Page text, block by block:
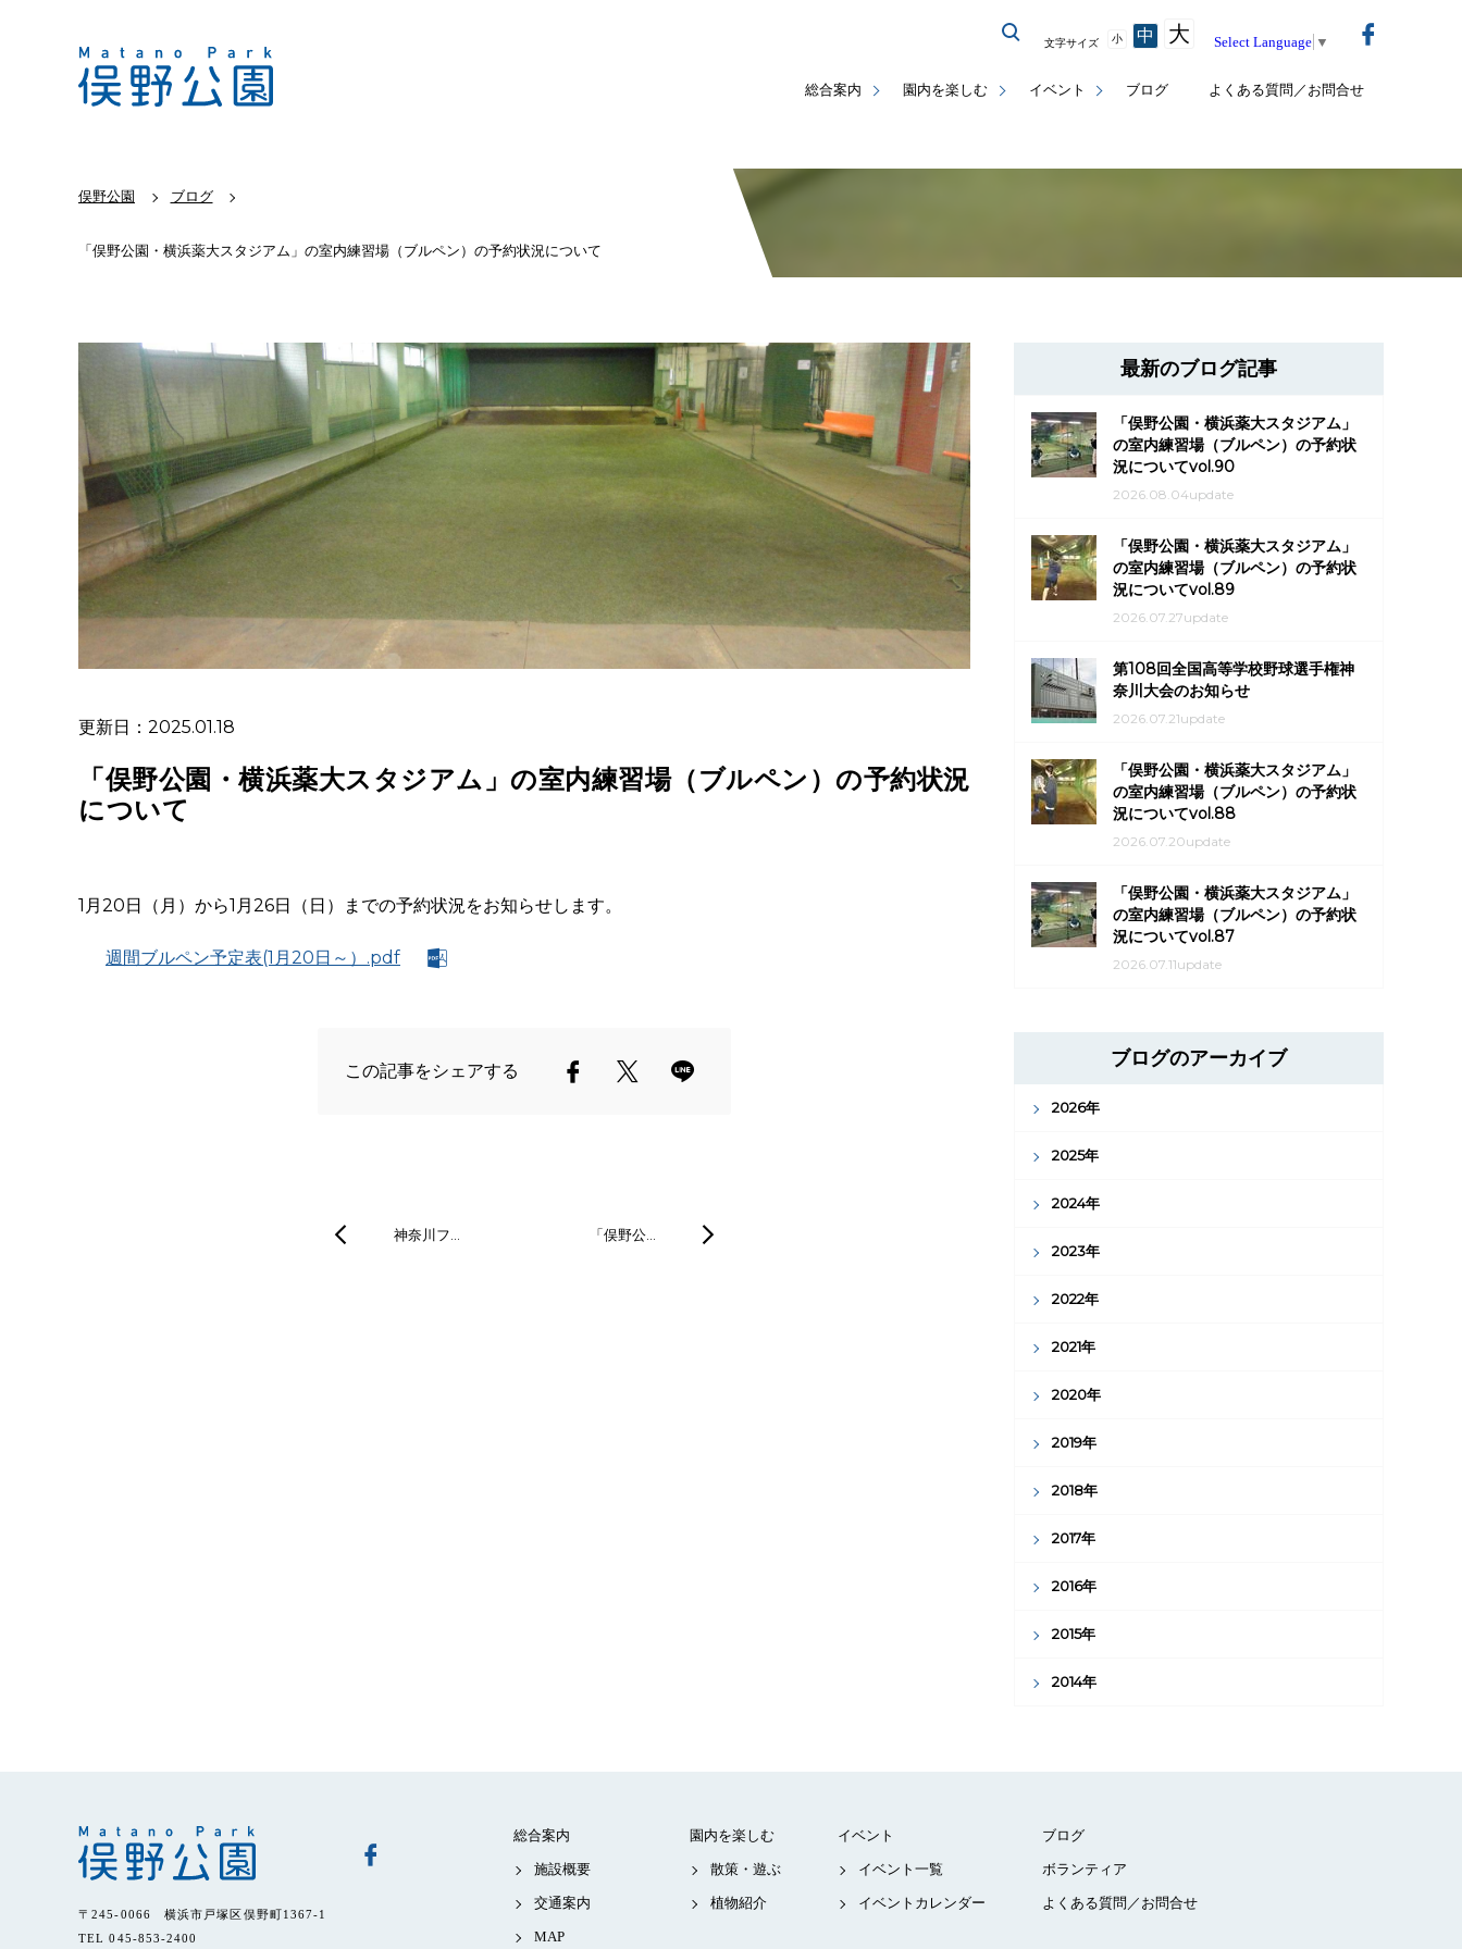
総合案内 園内を楽しむ イベント ブログ よくある質問／お問合せ
文字サイズ 小 中 大 Select Language ▼
俣野公園 ブログ
「俣野公園・横浜薬大スタジアム」の室内練習場（ブルペン）の予約状況について
更新日：2025.01.18
「俣野公園・横浜薬大スタジアム」の室内練習場（ブルペン）の予約状況
について
1月20日（月）から1月26日（日）までの予約状況をお知らせします。
週間ブルペン予定表(1月20日～）.pdf
この記事をシェアする
神奈川フ… 「俣野公…
最新のブログ記事
「俣野公園・横浜薬大スタジアム」
の室内練習場（ブルペン）の予約状
況についてvol.90
2026.08.04update
「俣野公園・横浜薬大スタジアム」
の室内練習場（ブルペン）の予約状
況についてvol.89
2026.07.27update
第108回全国高等学校野球選手権神
奈川大会のお知らせ
2026.07.21update
「俣野公園・横浜薬大スタジアム」
の室内練習場（ブルペン）の予約状
況についてvol.88
2026.07.20update
「俣野公園・横浜薬大スタジアム」
の室内練習場（ブルペン）の予約状
況についてvol.87
2026.07.11update
ブログのアーカイブ
2026年
2025年
2024年
2023年
2022年
2021年
2020年
2019年
2018年
2017年
2016年
2015年
2014年
〒245-0066 横浜市戸塚区俣野町1367-1
TEL 045-853-2400
総合案内
施設概要
交通案内
MAP
園内を楽しむ
散策・遊ぶ
植物紹介
イベント
イベント一覧
イベントカレンダー
ブログ
ボランティア
よくある質問／お問合せ